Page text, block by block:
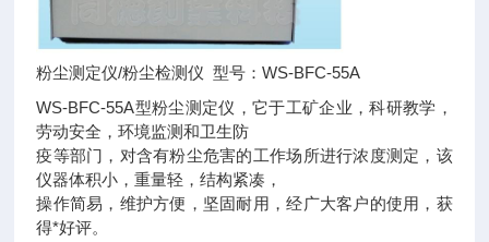
粉尘测定仪/粉尘检测仪 型号：WS-BFC-55A
WS-BFC-55A型粉尘测定仪，它于工矿企业，科研教学，
劳动安全，环境监测和卫生防
疫等部门，对含有粉尘危害的工作场所进行浓度测定，该
仪器体积小，重量轻，结构紧凑，
操作简易，维护方便，坚固耐用，经广大客户的使用，获
得*好评。